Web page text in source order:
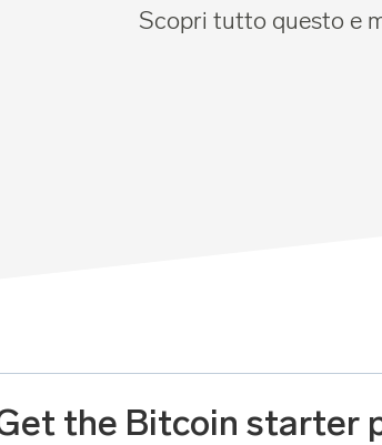
Scopri tutto questo e
the Bitcoin starter